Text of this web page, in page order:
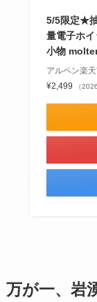
5/5限定★
量電子ホ
小物
アルペン楽
¥2,499
（
万が一、岩